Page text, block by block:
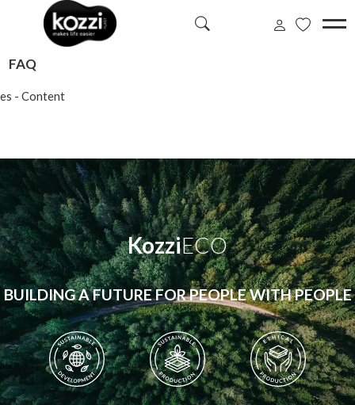
FAQ
es - Content
KozziECO
BUILDING A FUTURE FOR PEOPLE WITH PEOPLE